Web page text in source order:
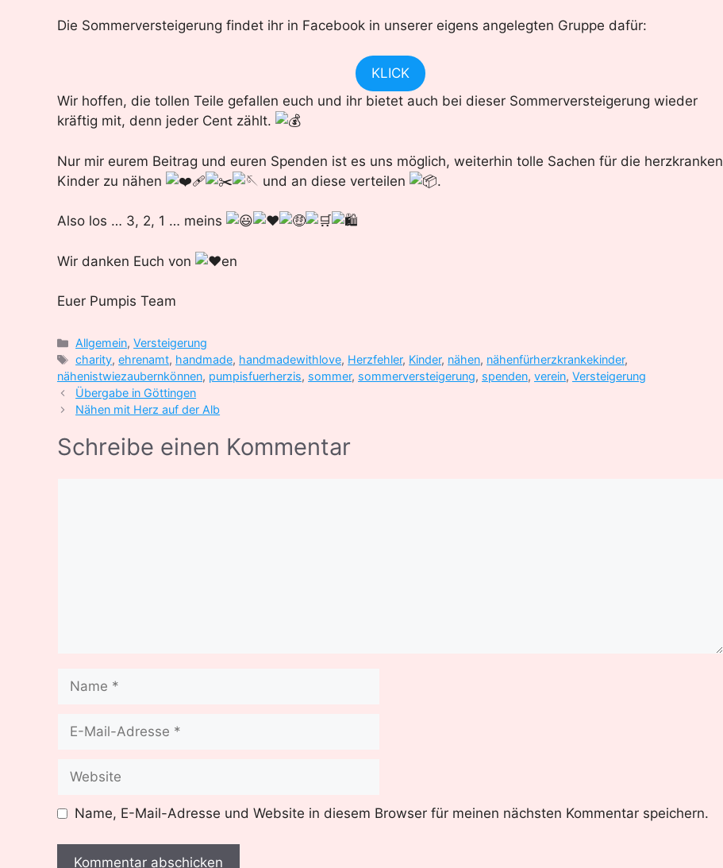
Die Sommerversteigerung findet ihr in Facebook in unserer eigens angelegten Gruppe dafür:
KLICK
Wir hoffen, die tollen Teile gefallen euch und ihr bietet auch bei dieser Sommerversteigerung wieder
kräftig mit, denn jeder Cent zählt.
Nur mir eurem Beitrag und euren Spenden ist es uns möglich, weiterhin tolle Sachen für die herzkranken
Kinder zu nähen
und an diese verteilen .
Also los … 3, 2, 1 … meins
Wir danken Euch von en
Euer Pumpis Team
Kategorien
Allgemein,Versteigerung
Schlagwörter
charity,ehrenamt, handmade, handmadewithlove, Herzfehler, Kinder, nähen, nähenfürherzkrankekinder,
nähenistwiezaubernkönnen, pumpisfuerherzis, sommer, sommerversteigerung, spenden, verein, Versteigerung
Übergabe in Göttingen
Nähen mit Herz auf der Alb
Schreibe einen Kommentar
Name
Website
Name, E-Mail-Adresse und Website in diesem Browser für meinen nächsten Kommentar speichern.